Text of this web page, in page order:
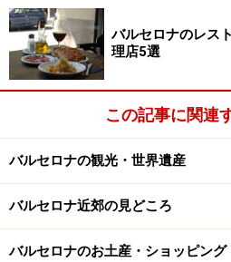
ビセンス氏は奥さんと養子の3
ディが設計したカサ・ビセンス
数も少ないです。
1899年に所有者が変わり、増
は分かりませんが、内部はくっ
築されたモダンな部分に分かれ
ガウディ建築部分の見所
バルセロナのレス
理店5選
この記事に関連
バルセロナの観光・世界遺産
バルセロナ近郊の見どころ
バルセロナのお土産・ショッピング